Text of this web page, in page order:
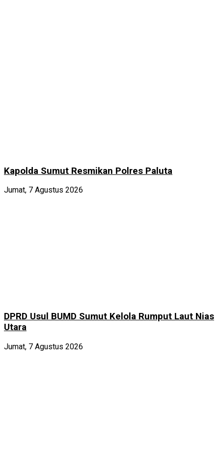
Kapolda Sumut Resmikan Polres Paluta
Jumat, 7 Agustus 2026
DPRD Usul BUMD Sumut Kelola Rumput Laut Nias
Utara
Jumat, 7 Agustus 2026